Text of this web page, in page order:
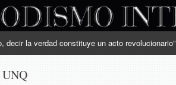
decir la verdad constituye un acto revolucionario”
UNQ